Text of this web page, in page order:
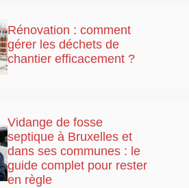
Rénovation : comment
gérer les déchets de
chantier efficacement ?
Vidange de fosse
septique à Bruxelles et
dans ses communes : le
guide complet pour rester
en règle